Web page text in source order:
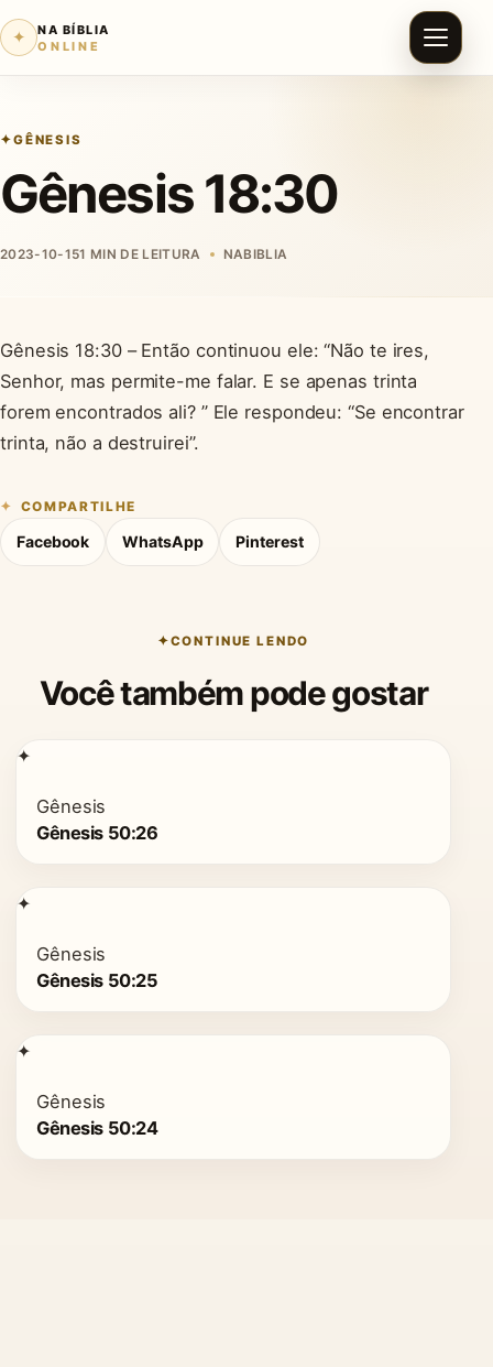
✦
NA BÍBLIA
ONLINE
GÊNESIS
Gênesis 18:30
2023-10-151 MIN DE LEITURA NABIBLIA
Gênesis 18:30 – Então continuou ele: “Não te ires,
Senhor, mas permite-me falar. E se apenas trinta
forem encontrados ali? ” Ele respondeu: “Se encontrar
trinta, não a destruirei”.
COMPARTILHE
Facebook WhatsApp Pinterest
CONTINUE LENDO
Você também pode gostar
✦
Gênesis
Gênesis 50:26
✦
Gênesis
Gênesis 50:25
✦
Gênesis
Gênesis 50:24